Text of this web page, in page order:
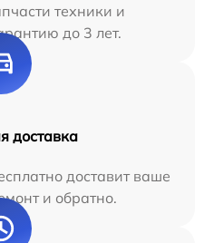
техники и
до 3 лет.
доставка
доставит ваше
и обратно.